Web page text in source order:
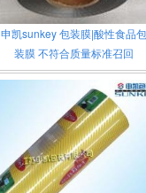
申凯sunkey 包装膜|酸性食品包
装膜 不符合质量标准召回